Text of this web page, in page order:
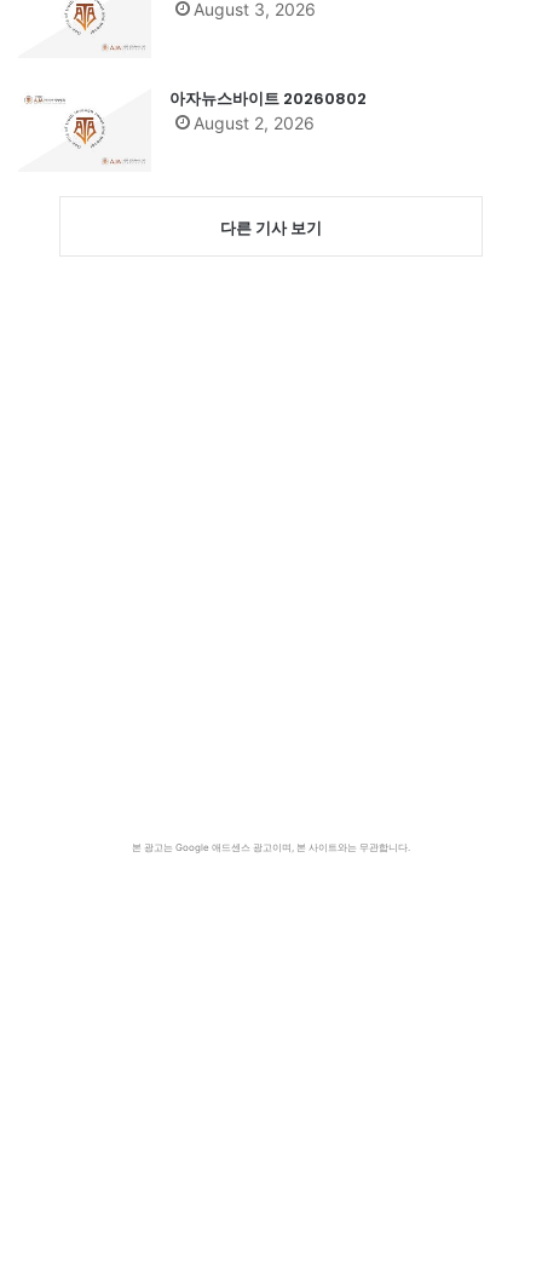
August 3, 2026
아자뉴스바이트 20260802
August 2, 2026
다른 기사 보기
본 광고는 Google 애드센스 광고이며, 본 사이트와는 무관합니다.